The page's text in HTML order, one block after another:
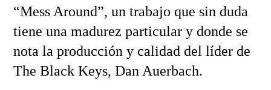
“Mess Around”, un trabajo que sin duda
tiene una madurez particular y donde se
nota la producción y calidad del líder de
The Black Keys, Dan Auerbach.